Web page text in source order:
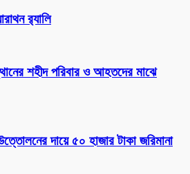
র‌্যালি
শহীদ পরিবার ও আহতদের মাঝে
দায়ে ৫০ হাজার টাকা জরিমানা